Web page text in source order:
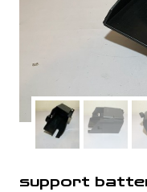
support